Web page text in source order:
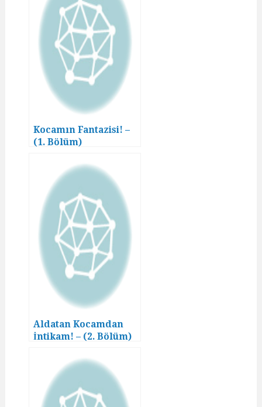
Kocamın Fantazisi! –
(1. Bölüm)
Aldatan Kocamdan
İntikam! – (2. Bölüm)